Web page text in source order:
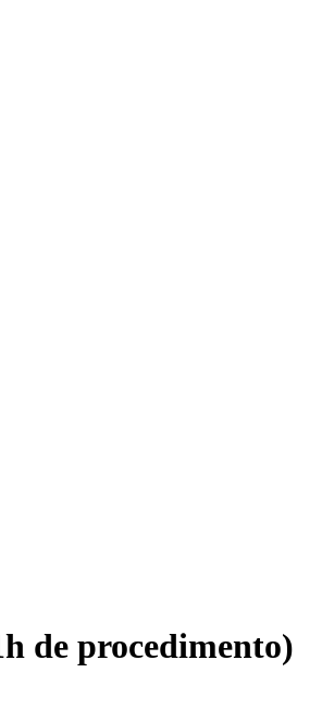
de procedimento)